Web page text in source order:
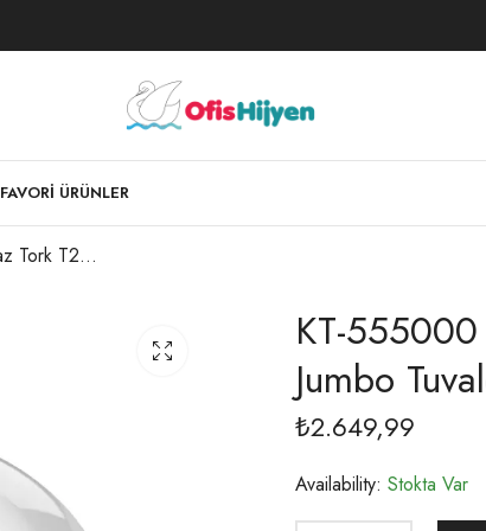
FAVORI ÜRÜNLER
KT-555000 Beyaz Tork T2 Sistem Mini Jumbo Tuvalet Kâğıdı Dispenseri
KT-
Jumbo
₺2.649,99
Availability: Stokta Var